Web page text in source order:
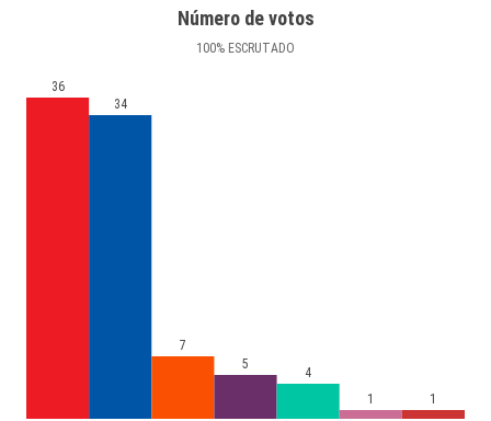
Número de votos
100% ESCRUTADO
36
34
7
5
4
1
1